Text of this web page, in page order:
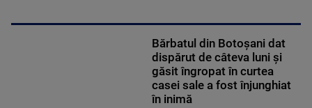
Bărbatul din Botoșani dat
dispărut de câteva luni și
găsit îngropat în curtea
casei sale a fost înjunghiat
în inimă